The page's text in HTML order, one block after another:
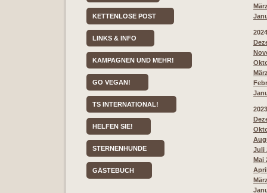
KETTENLOSE POST
LINKS & INFO
KAMPAGNEN UND MEHR!
GO VEGAN!
TS INTERNATIONAL!
HELFEN SIE!
STERNENHUNDE
GÄSTEBUCH
2024
2023
Juli
Mai